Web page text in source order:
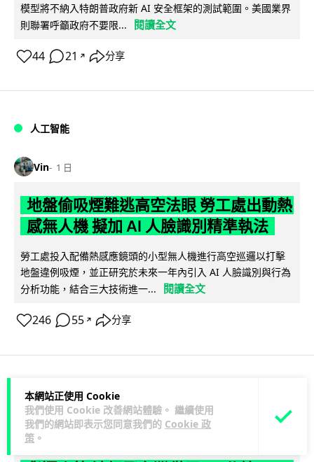
本網站正使用 Cookie
我們使用 Cookie 改善網站體驗。 繼續使用
我們的網站即表示您同意我們的 Cookie 政
策 。
模型將不納入特朗普政府新 AI 安全框架的測試範圍。美國業界
則聯署呼籲政府不要限...
閱讀全文
44 21 ↗ 分享
人工智能
Vin 1 日
地盤偷吸煙難逃高空法眼 勞工處出動熱
感無人機 擬加 AI 人臉識別精準執法
勞工處投入配備熱感應鏡頭的小型無人機進行高空巡邏以打擊
地盤違例吸煙，並正研究於未來一年內引入 AI 人臉識別與行為
分析功能，結合三大技術進一...
閱讀全文
246 55 ↗ 分享
人工智能
Lawton 1 日